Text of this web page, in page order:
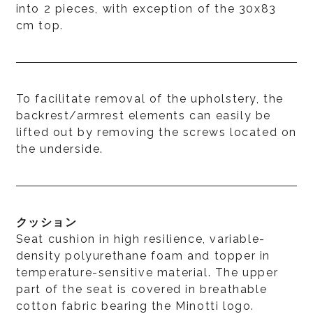
into 2 pieces, with exception of the 30x83
cm top.
To facilitate removal of the upholstery, the
backrest/armrest elements can easily be
lifted out by removing the screws located on
the underside.
クッション
Seat cushion in high resilience, variable-
density polyurethane foam and topper in
temperature-sensitive material. The upper
part of the seat is covered in breathable
cotton fabric bearing the Minotti logo.